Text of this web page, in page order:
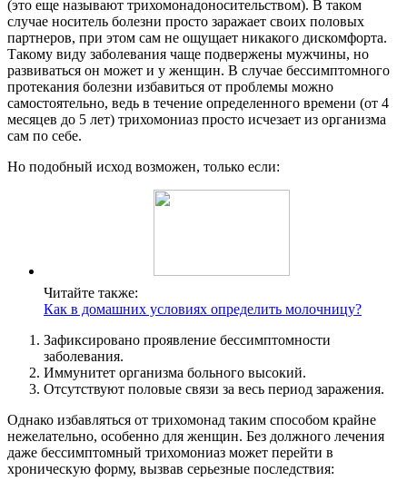
(это еще называют трихомонадоносительством). В таком
случае носитель болезни просто заражает своих половых
партнеров, при этом сам не ощущает никакого дискомфорта.
Такому виду заболевания чаще подвержены мужчины, но
развиваться он может и у женщин. В случае бессимптомного
протекания болезни избавиться от проблемы можно
самостоятельно, ведь в течение определенного времени (от 4
месяцев до 5 лет) трихомониаз просто исчезает из организма
сам по себе.
Но подобный исход возможен, только если:
Читайте также:
Как в домашних условиях определить молочницу?
Зафиксировано проявление бессимптомности
заболевания.
Иммунитет организма больного высокий.
Отсутствуют половые связи за весь период заражения.
Однако избавляться от трихомонад таким способом крайне
нежелательно, особенно для женщин. Без должного лечения
даже бессимптомный трихомониаз может перейти в
хроническую форму, вызвав серьезные последствия: